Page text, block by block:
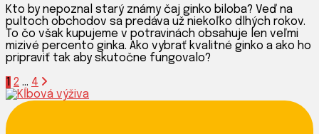
Ginko
Biloba:
Staroveký
liek
proti
Kto by nepoznal starý známy čaj ginko biloba? Veď na
pultoch obchodov sa predáva už niekoľko dlhých rokov.
To čo však kupujeme v potravinách obsahuje len veľmi
mizivé percento ginka. Ako vybrať kvalitné ginko a ako ho
pripraviť tak aby skutočne fungovalo?
Stránkovanie
príspevkov
Stránka
1 Stránka
2 … Stránka
4